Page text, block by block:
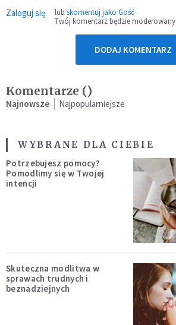
Zaloguj się lub skomentuj jako Gość
Twój komentarz będzie moderowany
DODAJ KOMENTARZ
Komentarze ()
Najnowsze Najpopularniejsze
WYBRANE DLA CIEBIE
Potrzebujesz pomocy?
Pomodlimy się w Twojej
intencji
Skuteczna modlitwa w
sprawach trudnych i
beznadziejnych